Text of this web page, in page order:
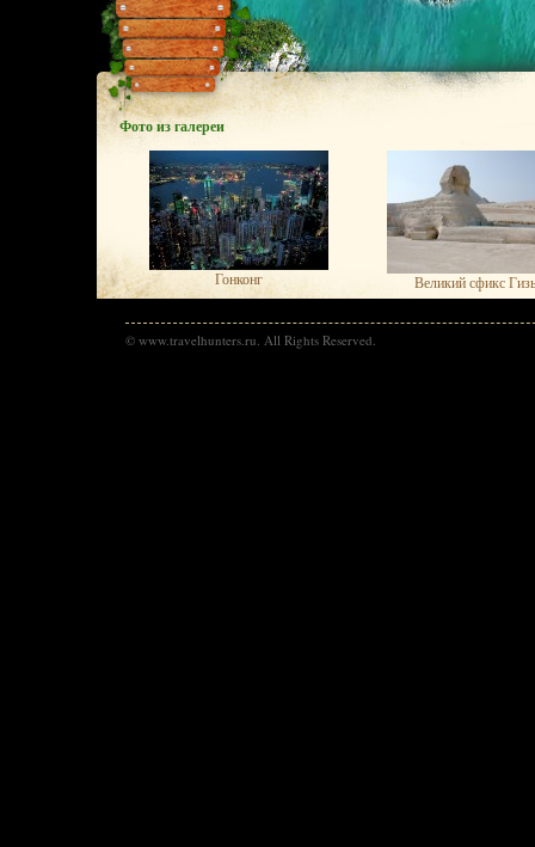
Фото из галереи
Гонконг Великий сфикс
© www.travelhunters.ru. All Rights Reserved.